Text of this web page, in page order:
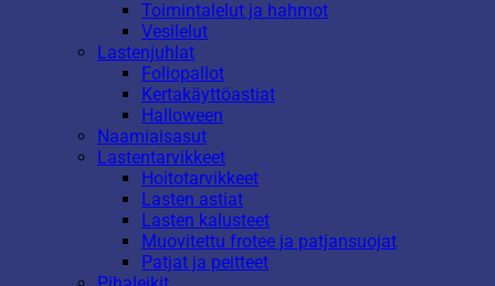
Toimintalelut ja hahmot
Vesilelut
Lastenjuhlat
Foliopallot
Kertakäyttöastiat
Halloween
Naamiaisasut
Lastentarvikkeet
Hoitotarvikkeet
Lasten astiat
Lasten kalusteet
Muovitettu frotee ja patjansuojat
Patjat ja peitteet